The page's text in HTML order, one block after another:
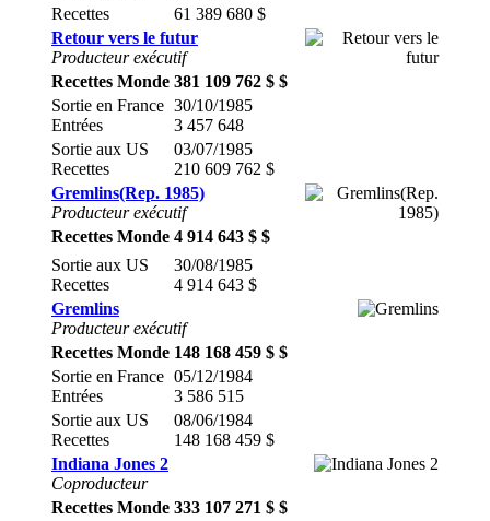
Recettes
61 389 680 $
Retour vers le futur
Producteur exécutif
Recettes Monde 381 109 762 $ $
Sortie en France
Entrées
30/10/1985
3 457 648
Sortie aux US
Recettes
03/07/1985
210 609 762 $
Gremlins(Rep. 1985)
Producteur exécutif
Recettes Monde 4 914 643 $ $
Sortie aux US
Recettes
30/08/1985
4 914 643 $
Gremlins
Producteur exécutif
Recettes Monde 148 168 459 $ $
Sortie en France
Entrées
05/12/1984
3 586 515
Sortie aux US
Recettes
08/06/1984
148 168 459 $
Indiana Jones 2
Coproducteur
Recettes Monde 333 107 271 $ $